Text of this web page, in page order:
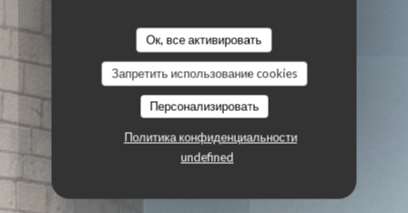
Ок, все активировать
Запретить использование cookies
Персонализировать
Политика конфиденциальности
undefined